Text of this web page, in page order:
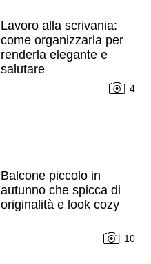
Lavoro alla scrivania:
come organizzarla per
renderla elegante e
salutare
4
Balcone piccolo in
autunno che spicca di
originalità e look cozy
10